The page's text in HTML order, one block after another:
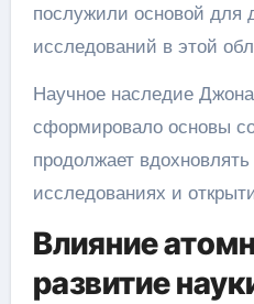
послужили основой для
исследований в этой
Научное наследие
сформировало основы
продолжает
исследованиях и
Влияние
развитие